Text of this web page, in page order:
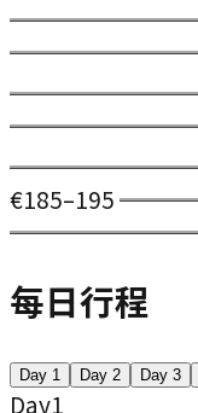
€185–195
每日行程
Day 1 Day 2 Day 3
Day1